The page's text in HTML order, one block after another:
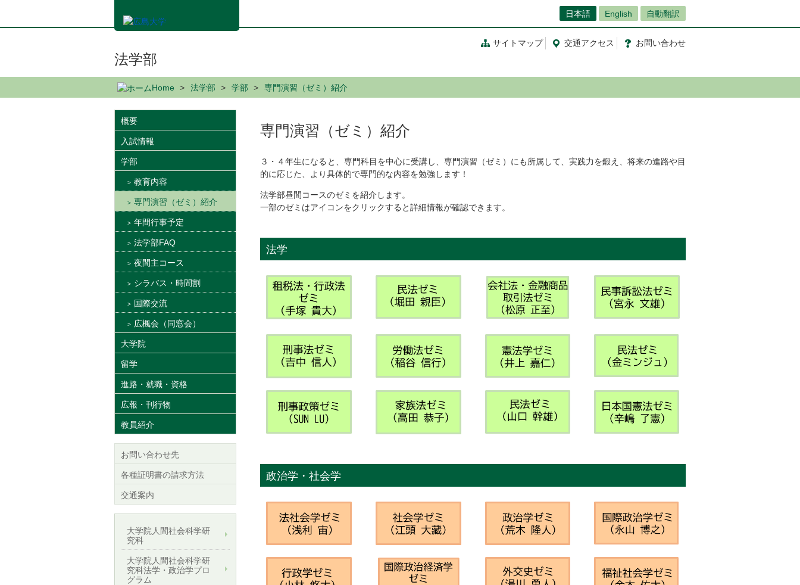
ン
日本語 English 自動翻訳
サイトマップ 交通アクセス お問い合わせ
法学部
Home 法学部 学部 専門演習（ゼミ）紹介
専門演習（ゼミ）紹介
３・４年生になると、専門科目を中心に受講し、専門演習（ゼミ）にも所属して、実践力を鍛え、将来の進路や目
的に応じた、より具体的で専門的な内容を勉強します！
法学部昼間コースのゼミを紹介します。
一部のゼミはアイコンをクリックすると詳細情報が確認できます。
法学
政治学・社会学
概要
入試情報
学部
教育内容
専門演習（ゼミ）紹介
年間行事予定
法学部FAQ
夜間主コース
シラバス・時間割
国際交流
広楓会（同窓会）
大学院
留学
進路・就職・資格
広報・刊行物
教員紹介
お問い合わせ先
各種証明書の請求方法
交通案内
大学院人間社会科学研
究科
大学院人間社会科学研
究科法学・政治学プロ
グラム